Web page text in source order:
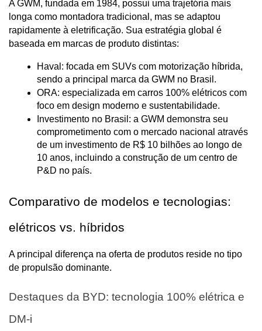
A GWM, fundada em 1984, possui uma trajetória mais
longa como montadora tradicional, mas se adaptou
rapidamente à eletrificação. Sua estratégia global é
baseada em marcas de produto distintas:
Haval: focada em SUVs com motorização híbrida,
sendo a principal marca da GWM no Brasil.
ORA: especializada em carros 100% elétricos com
foco em design moderno e sustentabilidade.
Investimento no Brasil: a GWM demonstra seu
comprometimento com o mercado nacional através
de um investimento de R$ 10 bilhões ao longo de
10 anos, incluindo a construção de um centro de
P&D no país.
Comparativo de modelos e tecnologias:
elétricos vs. híbridos
A principal diferença na oferta de produtos reside no tipo
de propulsão dominante.
Destaques da BYD: tecnologia 100% elétrica e
DM-i